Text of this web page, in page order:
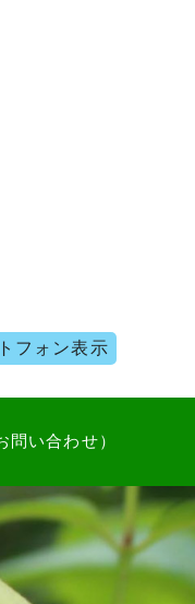
フォン表示
問い合わせ）